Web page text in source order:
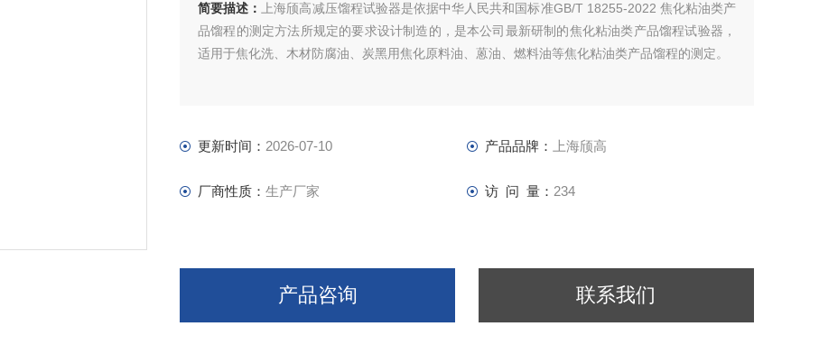
简要描述：
上海颀高减压馏程试验器是依据中华人民共和国标准GB/T 18255-2022 焦化粘油类产
品馏程的测定方法所规定的要求设计制造的，是本公司最新研制的焦化粘油类产品馏程试验器，
适用于焦化洗、木材防腐油、炭黑用焦化原料油、蒽油、燃料油等焦化粘油类产品馏程的测定。
更新时间： 2026-07-10 产品品牌： 上海颀高
厂商性质： 生产厂家 访 问 量： 234
产品咨询 联系我们